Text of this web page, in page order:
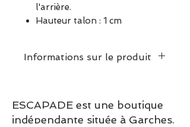
l'arrière.
Hauteur talon : 1 cm
Informations sur le produit
ESCAPADE est une boutique
indépendante située à Garches.